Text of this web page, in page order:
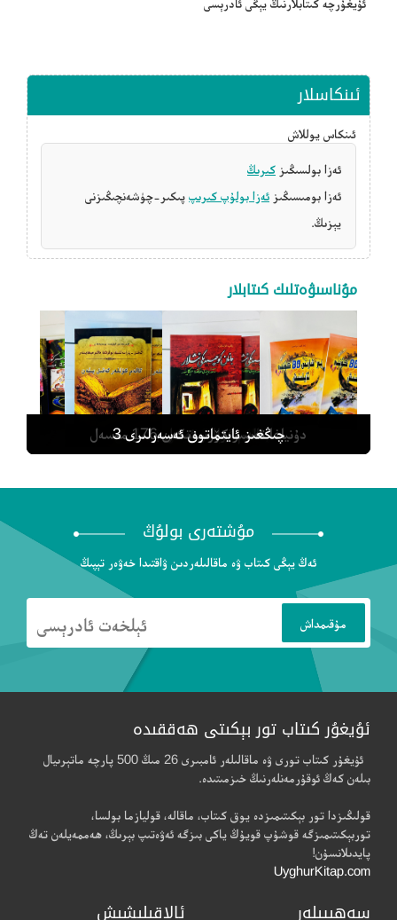
ئۇيغۇرچە كىتابلارنىڭ يېڭى ئادرېسى
ئىنكاسلار
ئىنكاس يوللاش
ئەزا بولسىڭىز كىرىڭ
ئەزا بومىسىڭىز ئەزا بولۇپ كىرىپ پىكىر-چۈشەنچىڭىزنى
يېزىڭ.
مۇناسىۋەتلىك كىتابلار
يەر شارىنى 80 كۈندە ئايلىنىش
جانان كوچىسىدىكى ئىشلار
ئالەم گۈللەر ئەقىل بىلەن
دۇنياغا تەسىر كۆرسەتكەن 176 مەسەل
چىڭغىز ئايتماتوف ئەسەرلىرى 3
مۇشتەرى بولۇڭ
ئەڭ يېڭى كىتاب ۋە ماقالىلەردىن ۋاقتىدا خەۋەر تېپىڭ
ئۇيغۇر كىتاب تور بېكىتى ھەققىدە
ئۇيغۇر كىتاب تورى ۋە ماقالىلەر ئامبىرى 26 مىڭ 500 پارچە ماتېرىيال
بىلەن كەڭ ئوقۇرمەنلەرنىڭ خىزمىتىدە.
قولىڭىزدا تور بېكىتىمىزدە يوق كىتاب، ماقالە، قوليازما بولسا،
توربېكىتىمىزگە قوشۇپ قويۇڭ ياكى بىزگە ئەۋەتىپ بېرىڭ، ھەممەيلەن تەڭ
پايدىلانسۇن!
UyghurKitap.com
سەھىپىلەر ئالاقىلىشىش